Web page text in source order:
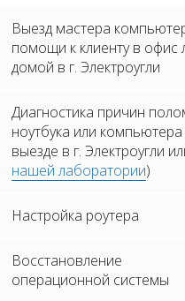
Выезд мастера
помощи к клиенту в офис
домой в г. Электроугли
Диагностика причин
ноутбука или
выезде в г. Электроугли
нашей лаборатории)
Настройка роутера
Восстановление
операционной системы